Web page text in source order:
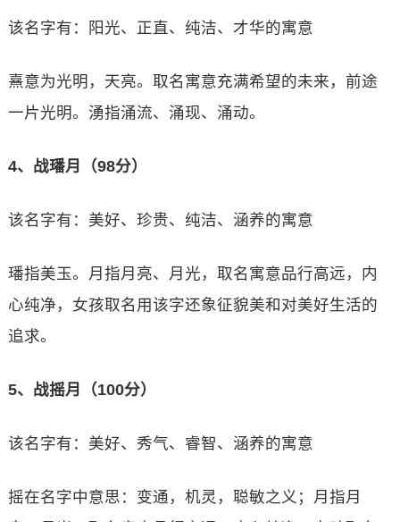
该名字有：阳光、正直、纯洁、才华的寓意
熹意为光明，天亮。取名寓意充满希望的未来，前途
一片光明。湧指涌流、涌现、涌动。
4、战璠月（98分）
该名字有：美好、珍贵、纯洁、涵养的寓意
璠指美玉。月指月亮、月光，取名寓意品行高远，内
心纯净，女孩取名用该字还象征貌美和对美好生活的
追求。
5、战摇月（100分）
该名字有：美好、秀气、睿智、涵养的寓意
摇在名字中意思：变通，机灵，聪敏之义；月指月